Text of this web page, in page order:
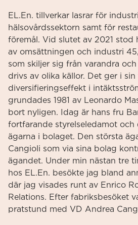
EL.En. tillverkar lasrar för
hälsovårdssektorn samt för
föremål. Vid slutet av 2021 stod
av omsättningen och industri
som skiljer sig från varandra
drivs av olika källor. Det ger i
diversifieringseffekt i
grundades 1981 av Leonardo
bort nyligen. Idag är hans fru
fortfarande styrelseledamot och
ägarna i bolaget. Den största
Cangioli som via sina bolag
ägandet. Under min nästan tre
hos EL.En. besökte jag bland
där jag visades runt av Enrico
Relations. Efter fabriksbesöket
pratstund med VD Andrea